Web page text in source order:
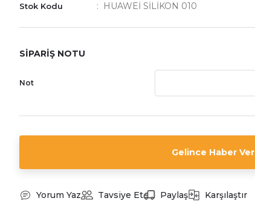
Stok Kodu HUAWEİ SİLİKON 010
SİPARİŞ NOTU
Not
Gelince Haber Ver
Yorum Yaz Tavsiye Et Paylaş Karşılaştır